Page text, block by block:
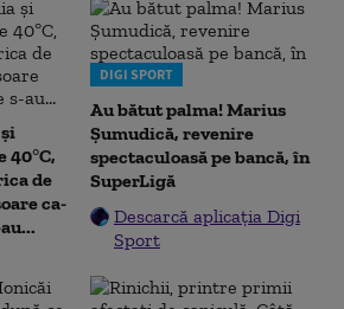
40°C,
de
ca-
DIGI SPORT
Au bătut palma! Marius
Șumudică, revenire
spectaculoasă pe bancă, în
SuperLigă
Descarcă aplicația Digi
Sport